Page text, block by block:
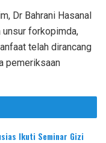
Dr Bahrani Hasanal
forkopimda,
telah dirancang
pemeriksaan
Ikuti Seminar Gizi